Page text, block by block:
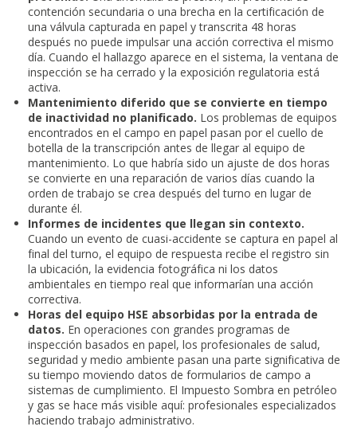
contención secundaria o una brecha en la certificación de
una válvula capturada en papel y transcrita 48 horas
después no puede impulsar una acción correctiva el mismo
día. Cuando el hallazgo aparece en el sistema, la ventana de
inspección se ha cerrado y la exposición regulatoria está
activa.
Mantenimiento diferido que se convierte en tiempo
de inactividad no planificado. Los problemas de equipos
encontrados en el campo en papel pasan por el cuello de
botella de la transcripción antes de llegar al equipo de
mantenimiento. Lo que habría sido un ajuste de dos horas
se convierte en una reparación de varios días cuando la
orden de trabajo se crea después del turno en lugar de
durante él.
Informes de incidentes que llegan sin contexto.
Cuando un evento de cuasi-accidente se captura en papel al
final del turno, el equipo de respuesta recibe el registro sin
la ubicación, la evidencia fotográfica ni los datos
ambientales en tiempo real que informarían una acción
correctiva.
Horas del equipo HSE absorbidas por la entrada de
datos. En operaciones con grandes programas de
inspección basados en papel, los profesionales de salud,
seguridad y medio ambiente pasan una parte significativa de
su tiempo moviendo datos de formularios de campo a
sistemas de cumplimiento. El Impuesto Sombra en petróleo
y gas se hace más visible aquí: profesionales especializados
haciendo trabajo administrativo.